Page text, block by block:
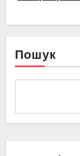
Пошук